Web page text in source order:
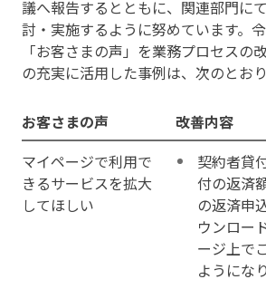
議へ報告するとともに、関連部門に
討・実施するように努めています。
「お客さまの声」を業務プロセスの
の充実に活用した事例は、次のとおり
お客さまの声
改善内容
マイページで利用で
きるサービスを拡大
してほしい
契約者貸
付の返済
の返済申
ウンロー
ージ上で
ようにな